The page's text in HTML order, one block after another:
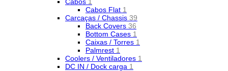
Cabos Flat 1
Carcaças / Chassis 39
Back Covers 36
Bottom Cases 1
Caixas / Torres 1
Palmrest 1
Coolers / Ventiladores 1
DC IN / Dock carga 1